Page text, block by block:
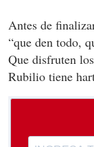
Antes de
“que den todo,
Que disfruten
Rubilio tiene